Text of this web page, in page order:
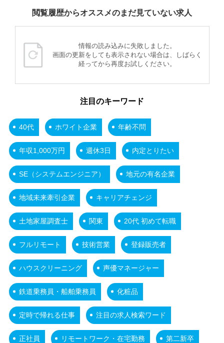
閲覧履歴からオススメのまだ見ていない求人
情報の読み込みに失敗しました。
画面の更新をしても表示されない場合は、しばらく
経ってから再度お試しください。
注目のキーワード
40代 ホワイト企業 年齢不問
年収1,000万円 週休3日 内定とりたい
SE（システムエンジニア） 地元の有名企業
地域未来牽引企業 キャリアチェンジ
土地家屋調査士 関東 20代 初めて転職
フルリモート 技術営業 登録販売者
ハウスクリーニング 声優マネージャー
鉄道乗務員・船舶乗務員 化粧品
定時で帰れる仕事 注目の求人検索ワード
正社員 リモートワーク・在宅勤務 第二新卒